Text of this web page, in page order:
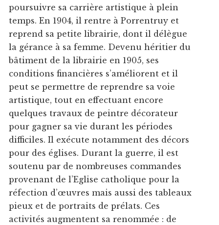
poursuivre sa carrière artistique à plein
temps. En 1904, il rentre à Porrentruy et
reprend sa petite librairie, dont il délègue
la gérance à sa femme. Devenu héritier du
bâtiment de la librairie en 1905, ses
conditions financières s’améliorent et il
peut se permettre de reprendre sa voie
artistique, tout en effectuant encore
quelques travaux de peintre décorateur
pour gagner sa vie durant les périodes
difficiles. Il exécute notamment des décors
pour des églises. Durant la guerre, il est
soutenu par de nombreuses commandes
provenant de l’Eglise catholique pour la
réfection d’œuvres mais aussi des tableaux
pieux et de portraits de prélats. Ces
activités augmentent sa renommée : de